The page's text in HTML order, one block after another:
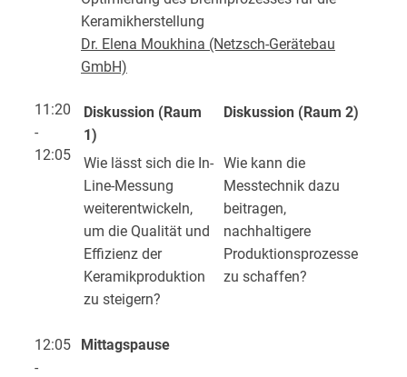
Keramikherstellung
Dr. Elena Moukhina (Netzsch-Gerätebau
GmbH)
11:20
-
12:05
Diskussion (Raum
1)
Diskussion (Raum 2)
Wie lässt sich die In-
Line-Messung
weiterentwickeln,
um die Qualität und
Effizienz der
Keramikproduktion
zu steigern?
Wie kann die
Messtechnik dazu
beitragen,
nachhaltigere
Produktionsprozesse
zu schaffen?
12:05
-
Mittagspause